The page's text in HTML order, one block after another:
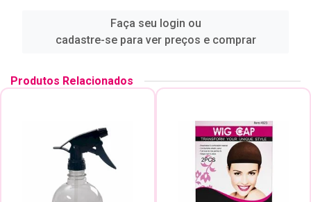
Faça seu login ou
cadastre-se para ver preços e comprar
Produtos Relacionados